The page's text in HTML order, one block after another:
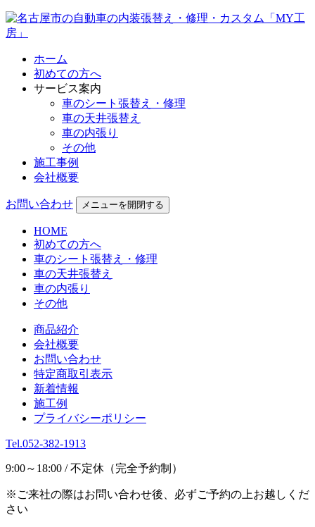
ホーム
初めての方へ
サービス案内
車のシート張替え・修理
車の天井張替え
車の内張り
その他
施工事例
会社概要
お問い合わせ メニューを開閉する
HOME
初めての方へ
車のシート張替え・修理
車の天井張替え
車の内張り
その他
商品紹介
会社概要
お問い合わせ
特定商取引表示
新着情報
施工例
プライバシーポリシー
Tel.052-382-1913
9:00～18:00 / 不定休（完全予約制）
※ご来社の際はお問い合わせ後、必ずご予約の上お越しくだ
さい